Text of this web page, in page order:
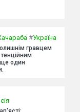
#Україна
гравцем
один